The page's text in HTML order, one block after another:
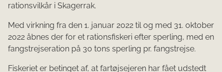
rationsvilkår i Skagerrak.
Med virkning fra den 1. januar 2022 til og med 31. oktober
2022 åbnes der for et rationsfiskeri efter sperling, med en
fangstrejseration på 30 tons sperling pr. fangstrejse.
Fiskeriet er betinget af, at fartøjsejeren har fået udstedt